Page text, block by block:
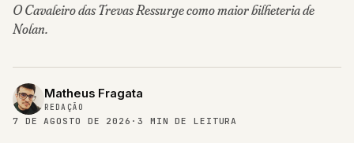
O Cavaleiro das Trevas Ressurge como maior bilheteria de
Nolan.
Matheus Fragata
REDAÇÃO
7 DE AGOSTO DE 2026 · 3 MIN DE LEITURA